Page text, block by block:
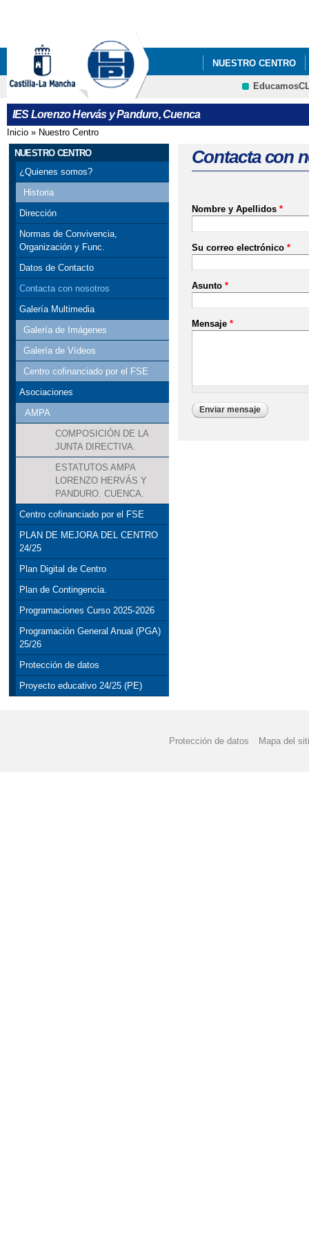
NUESTRO CENTRO
FORMACIÓN
IES Lorenzo Hervás y Panduro, Cuenca
Se encuentra usted aquí
Inicio » Nuestro Centro
NUESTRO CENTRO
¿Quienes somos?
Historia
Dirección
Normas de Convivencia,
Organización y Func.
Datos de Contacto
Contacta con nosotros
Galería Multimedia
Galería de Imágenes
Galería de Vídeos
Centro cofinanciado por el FSE
Asociaciones
AMPA
COMPOSICIÓN DE LA
JUNTA DIRECTIVA.
ESTATUTOS AMPA
LORENZO HERVÁS Y
PANDURO. CUENCA.
Centro cofinanciado por el FSE
PLAN DE MEJORA DEL CENTRO
24/25
Plan Digital de Centro
Plan de Contingencia.
Programaciones Curso 2025-2026
Programación General Anual (PGA)
25/26
Protección de datos
Proyecto educativo 24/25 (PE)
Contacta con
Nombre y Apellidos *
Su correo electrónico *
Asunto *
Mensaje *
Protección de datos Mapa del